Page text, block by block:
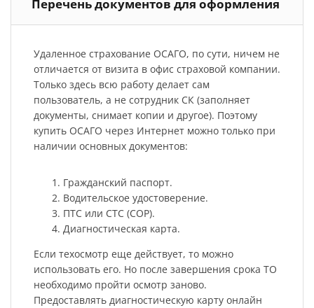
Перечень документов для оформления
Удаленное страхование ОСАГО, по сути, ничем не
отличается от визита в офис страховой компании.
Только здесь всю работу делает сам
пользователь, а не сотрудник СК (заполняет
документы, снимает копии и другое). Поэтому
купить ОСАГО через Интернет можно только при
наличии основных документов:
Гражданский паспорт.
Водительское удостоверение.
ПТС или СТС (СОР).
Диагностическая карта.
Если техосмотр еще действует, то можно
использовать его. Но после завершения срока ТО
необходимо пройти осмотр заново.
Предоставлять диагностическую карту онлайн